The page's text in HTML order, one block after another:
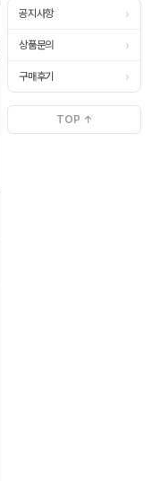
공지사항 ›
상품문의 ›
구매후기 ›
TOP ↑
Home>배스루어>훅